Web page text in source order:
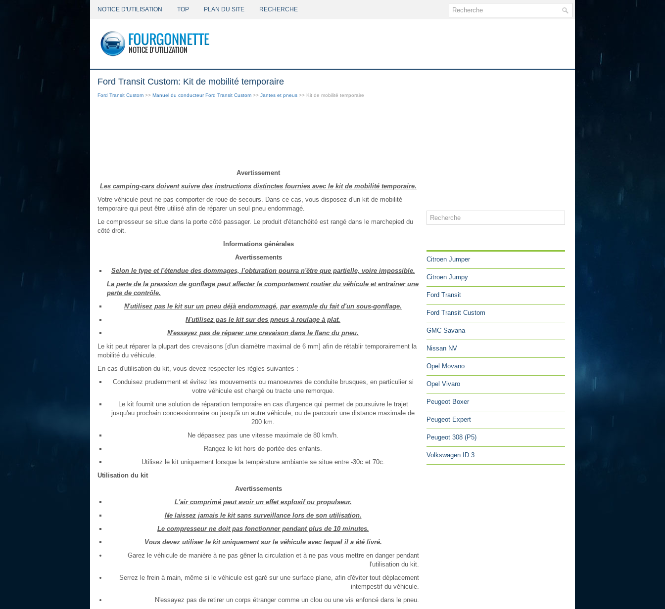
NOTICE D'UTILISATION TOP PLAN DU SITE RECHERCHE
Ford Transit Custom: Kit de mobilité temporaire
Ford Transit Custom >> Manuel du conducteur Ford Transit Custom >> Jantes et pneus >> Kit de mobilité temporaire
Avertissement
Les camping-cars doivent suivre des instructions distinctes fournies avec le kit de mobilité temporaire.
Votre véhicule peut ne pas comporter de roue de secours. Dans ce cas, vous disposez d'un kit de mobilité
temporaire qui peut être utilisé afin de réparer un seul pneu endommagé.
Le compresseur se situe dans la porte côté passager. Le produit d'étanchéité est rangé dans le marchepied du
côté droit.
Informations générales
Avertissements
Selon le type et l'étendue des dommages, l'obturation pourra n'être que partielle, voire impossible.
La perte de la pression de gonflage peut affecter le comportement routier du véhicule et entraîner une
perte de contrôle.
N'utilisez pas le kit sur un pneu déjà endommagé, par exemple du fait d'un sous-gonflage.
N'utilisez pas le kit sur des pneus à roulage à plat.
N'essayez pas de réparer une crevaison dans le flanc du pneu.
Le kit peut réparer la plupart des crevaisons [d'un diamètre maximal de 6 mm] afin de rétablir temporairement la
mobilité du véhicule.
En cas d'utilisation du kit, vous devez respecter les règles suivantes :
Conduisez prudemment et évitez les mouvements ou manoeuvres de conduite brusques, en particulier si
votre véhicule est chargé ou tracte une remorque.
Le kit fournit une solution de réparation temporaire en cas d'urgence qui permet de poursuivre le trajet
jusqu'au prochain concessionnaire ou jusqu'à un autre véhicule, ou de parcourir une distance maximale de
200 km.
Ne dépassez pas une vitesse maximale de 80 km/h.
Rangez le kit hors de portée des enfants.
Utilisez le kit uniquement lorsque la température ambiante se situe entre -30c et 70c.
Utilisation du kit
Avertissements
L'air comprimé peut avoir un effet explosif ou propulseur.
Ne laissez jamais le kit sans surveillance lors de son utilisation.
Le compresseur ne doit pas fonctionner pendant plus de 10 minutes.
Vous devez utiliser le kit uniquement sur le véhicule avec lequel il a été livré.
Garez le véhicule de manière à ne pas gêner la circulation et à ne pas vous mettre en danger pendant
l'utilisation du kit.
Serrez le frein à main, même si le véhicule est garé sur une surface plane, afin d'éviter tout déplacement
intempestif du véhicule.
N'essayez pas de retirer un corps étranger comme un clou ou une vis enfoncé dans le pneu.
Citroen Jumper
Citroen Jumpy
Ford Transit
Ford Transit Custom
GMC Savana
Nissan NV
Opel Movano
Opel Vivaro
Peugeot Boxer
Peugeot Expert
Peugeot 308 (P5)
Volkswagen ID.3